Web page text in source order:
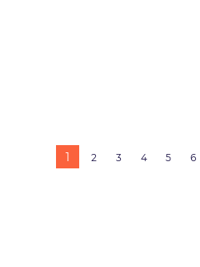
1 2 3 4 5 6